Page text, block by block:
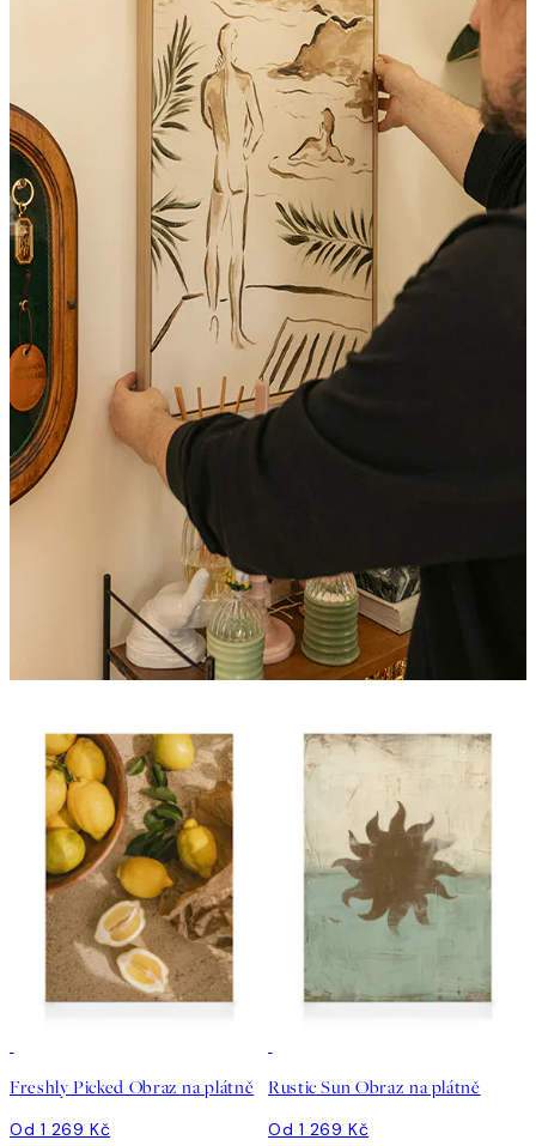
Freshly Picked Obraz na plátně
Od 1 269 Kč
Rustic Sun Obraz na plátně
Od 1 269 Kč